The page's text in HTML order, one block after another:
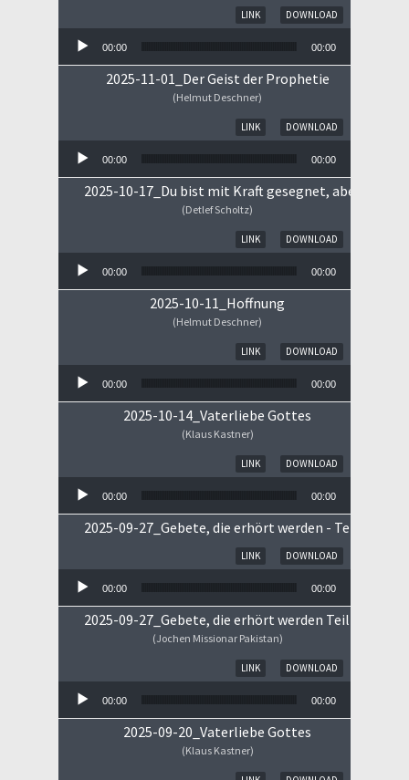
DOWNLOAD
LINK
00:00 00:00
2025-11-01_Der Geist der Prophetie
(Helmut Deschner)
DOWNLOAD
LINK
00:00 00:00
2025-10-17_Du bist mit Kraft gesegnet, aber ...
(Detlef Scholtz)
DOWNLOAD
LINK
00:00 00:00
2025-10-11_Hoffnung
(Helmut Deschner)
DOWNLOAD
LINK
00:00 00:00
2025-10-14_Vaterliebe Gottes
(Klaus Kastner)
DOWNLOAD
LINK
00:00 00:00
2025-09-27_Gebete, die erhört werden - Teil II
DOWNLOAD
LINK
00:00 00:00
2025-09-27_Gebete, die erhört werden Teil I
(Jochen Missionar Pakistan)
DOWNLOAD
LINK
00:00 00:00
2025-09-20_Vaterliebe Gottes
(Klaus Kastner)